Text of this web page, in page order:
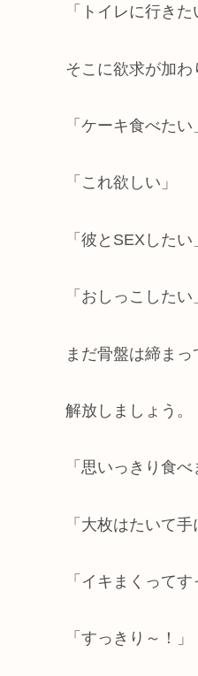
「トイレに行き
そこに欲求が加わ
「ケーキ食べたい
「これ欲しい」
「彼とSEXしたい
「おしっこしたい
まだ骨盤は締まっ
解放しましょう。
「思いっきり食
「大枚はたいて手
「イキまくって
「すっきり～！」